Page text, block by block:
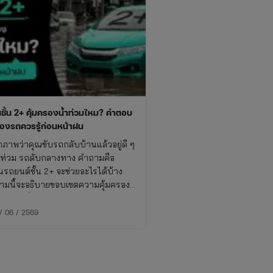
ชั้น 2+ คุ้มครองน้ำท่วมไหม? คำตอบ
องรถควรรู้ก่อนหน้าฝน
ภาพว่าคุณขับรถกลับบ้านแล้วอยู่ดี ๆ
ท่วม รถดับกลางทาง คำถามคือ
ถยนต์ชั้น 2+ จะช่วยอะไรได้บ้าง
มนี้จะอธิบายขอบเขตความคุ้มครอง
ม ประกันจ่ายไหม รวมถึงวิธีเช็ค
06 / 2569